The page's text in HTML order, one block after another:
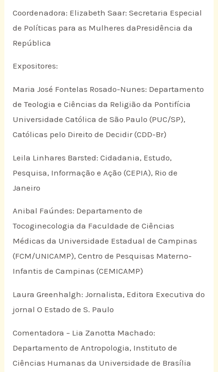
Coordenadora: Elizabeth Saar: Secretaria Especial
de Políticas para as Mulheres daPresidência da
República
Expositores:
Maria José Fontelas Rosado-Nunes: Departamento
de Teologia e Ciências da Religião da Pontifícia
Universidade Católica de São Paulo (PUC/SP),
Católicas pelo Direito de Decidir (CDD-Br)
Leila Linhares Barsted: Cidadania, Estudo,
Pesquisa, Informação e Ação (CEPIA), Rio de
Janeiro
Anibal Faúndes: Departamento de
Tocoginecologia da Faculdade de Ciências
Médicas da Universidade Estadual de Campinas
(FCM/UNICAMP), Centro de Pesquisas Materno-
Infantis de Campinas (CEMICAMP)
Laura Greenhalgh: Jornalista, Editora Executiva do
jornal O Estado de S. Paulo
Comentadora – Lia Zanotta Machado:
Departamento de Antropologia, Instituto de
Ciências Humanas da Universidade de Brasília